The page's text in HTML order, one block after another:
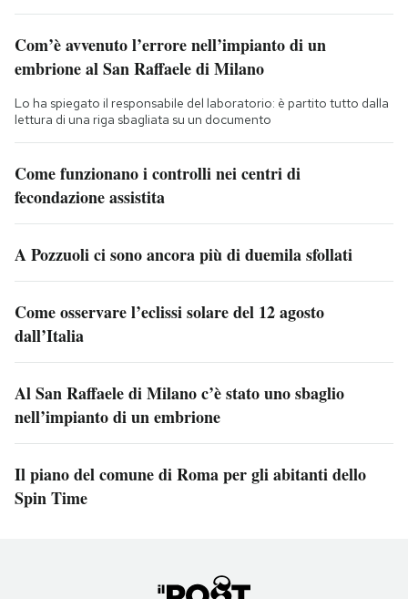
Com’è avvenuto l’errore nell’impianto di un
embrione al San Raffaele di Milano
Lo ha spiegato il responsabile del laboratorio: è partito tutto dalla
lettura di una riga sbagliata su un documento
Come funzionano i controlli nei centri di
fecondazione assistita
A Pozzuoli ci sono ancora più di duemila sfollati
Come osservare l’eclissi solare del 12 agosto
dall’Italia
Al San Raffaele di Milano c’è stato uno sbaglio
nell’impianto di un embrione
Il piano del comune di Roma per gli abitanti dello
Spin Time